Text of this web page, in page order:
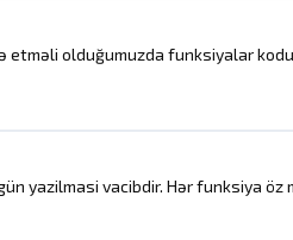
olduğumuzda funksiyalar
yazilmasi vacibdir. Hər funksiya öz